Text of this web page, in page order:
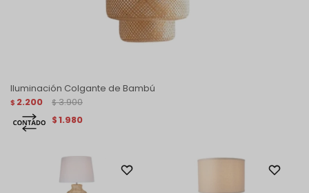
Iluminación Colgante de Bambú
$ 2.200 $ 3.900
$1.980